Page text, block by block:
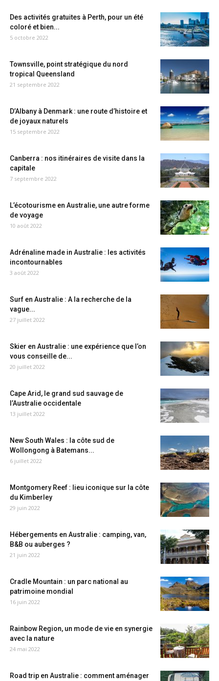
Des activités gratuites à Perth, pour un été
coloré et bien...
5 octobre 2022
Townsville, point stratégique du nord
tropical Queensland
21 septembre 2022
D’Albany à Denmark : une route d’histoire et
de joyaux naturels
15 septembre 2022
Canberra : nos itinéraires de visite dans la
capitale
7 septembre 2022
L’écotourisme en Australie, une autre forme
de voyage
10 août 2022
Adrénaline made in Australie : les activités
incontournables
3 août 2022
Surf en Australie : A la recherche de la
vague...
27 juillet 2022
Skier en Australie : une expérience que l’on
vous conseille de...
20 juillet 2022
Cape Arid, le grand sud sauvage de
l’Australie occidentale
13 juillet 2022
New South Wales : la côte sud de
Wollongong à Batemans...
6 juillet 2022
Montgomery Reef : lieu iconique sur la côte
du Kimberley
29 juin 2022
Hébergements en Australie : camping, van,
B&B ou auberges ?
21 juin 2022
Cradle Mountain : un parc national au
patrimoine mondial
16 juin 2022
Rainbow Region, un mode de vie en synergie
avec la nature
24 mai 2022
Road trip en Australie : comment aménager